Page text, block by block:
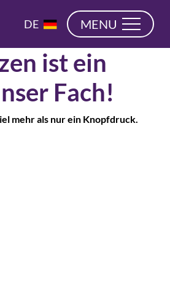
DE
NL
MENU
ist ein
Fach!
mehr als nur ein Knopfdruck.